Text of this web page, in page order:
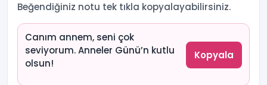
Beğendiğiniz notu tek tıkla kopyalayabilirsiniz.
Canım annem, seni çok
seviyorum. Anneler Günü’n kutlu
olsun!
Kopyala